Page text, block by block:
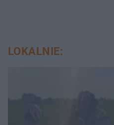
LOKALNIE: